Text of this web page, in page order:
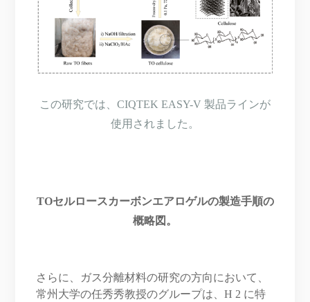
この研究では、CIQTEK EASY-V 製品ラインが
使用されました。
TOセルロースカーボンエアロゲルの製造手順の
概略図。
さらに、ガス分離材料の研究の方向において、
常州大学の任秀秀教授のグループは、H 2 に特